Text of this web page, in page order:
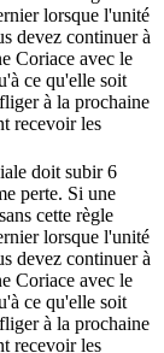
lorsque l'unité
devez continuer à
Coriace avec le
ce qu'elle soit
à la prochaine
recevoir les
doit subir 6
perte. Si une
cette règle
lorsque l'unité
devez continuer à
Coriace avec le
ce qu'elle soit
à la prochaine
recevoir les